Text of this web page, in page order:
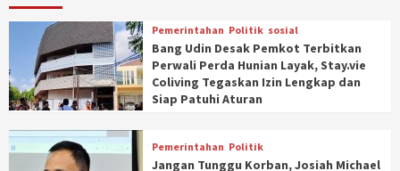
Pemerintahan Politik sosial
Bang Udin Desak Pemkot Terbitkan
Perwali Perda Hunian Layak, Stay.vie
Coliving Tegaskan Izin Lengkap dan
Siap Patuhi Aturan
Pemerintahan Politik
Jangan Tunggu Korban, Josiah Michael